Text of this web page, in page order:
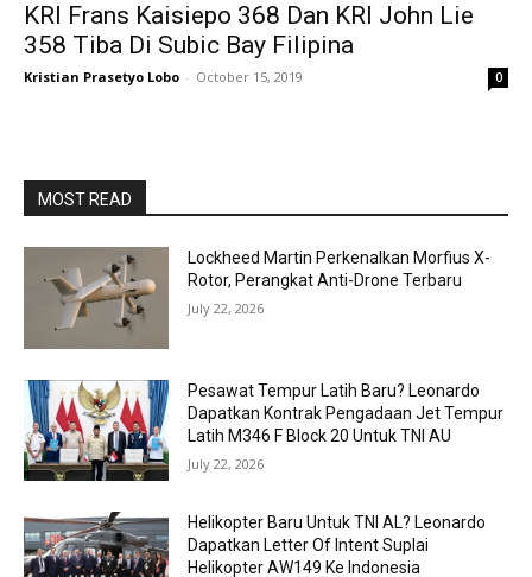
KRI Frans Kaisiepo 368 Dan KRI John Lie
358 Tiba Di Subic Bay Filipina
Kristian Prasetyo Lobo - October 15, 2019 0
MOST READ
Lockheed Martin Perkenalkan Morfius X-
Rotor, Perangkat Anti-Drone Terbaru
July 22, 2026
Pesawat Tempur Latih Baru? Leonardo
Dapatkan Kontrak Pengadaan Jet Tempur
Latih M346 F Block 20 Untuk TNI AU
July 22, 2026
Helikopter Baru Untuk TNI AL? Leonardo
Dapatkan Letter Of Intent Suplai
Helikopter AW149 Ke Indonesia